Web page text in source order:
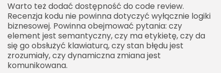
Warto też dodać dostępność do code review.
Recenzja kodu nie powinna dotyczyć wyłącznie logiki
biznesowej. Powinna obejmować pytania: czy
element jest semantyczny, czy ma etykietę, czy da
się go obsłużyć klawiaturą, czy stan błędu jest
zrozumiały, czy dynamiczna zmiana jest
komunikowana.